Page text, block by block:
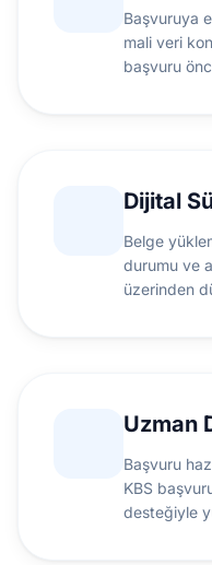
Başvuruya
mali veri
başvuru
Dijital
Belge
durumu ve
üzerinden
Uzman
Başvuru
KBS
desteğiyle